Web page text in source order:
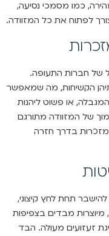
כמו מסמכי נסיעה,
לפתוח את כל המזוודה.
של חברות התעופה.
הקשיחות, מה שמאפשר
או פשוט ליהנות
של המזוודה מתורגם
ומזכרות בדרך חזרה
תחת לחץ קיצוני,
מיוצרות מבדים בצפיפות
זעזועים מעולה. הבד